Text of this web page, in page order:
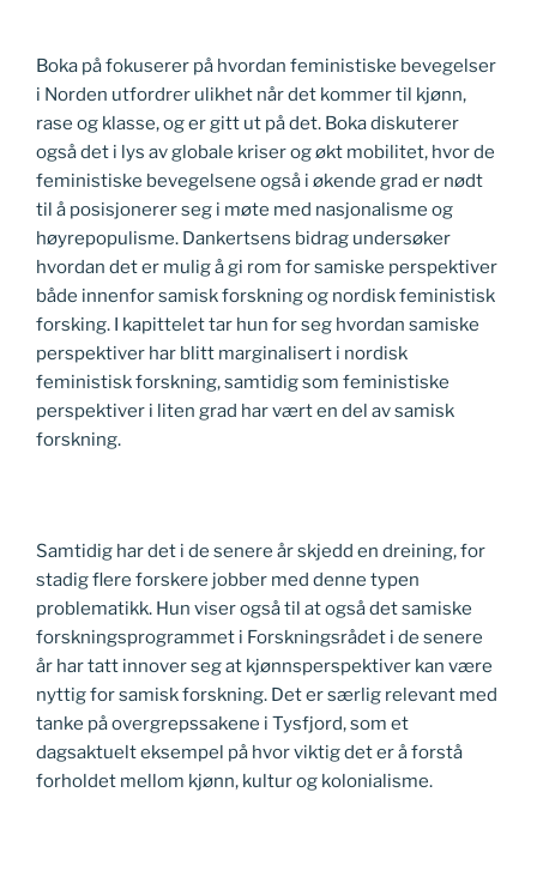
Boka på fokuserer på hvordan feministiske bevegelser
i Norden utfordrer ulikhet når det kommer til kjønn,
rase og klasse, og er gitt ut på det. Boka diskuterer
også det i lys av globale kriser og økt mobilitet, hvor de
feministiske bevegelsene også i økende grad er nødt
til å posisjonerer seg i møte med nasjonalisme og
høyrepopulisme. Dankertsens bidrag undersøker
hvordan det er mulig å gi rom for samiske perspektiver
både innenfor samisk forskning og nordisk feministisk
forsking. I kapittelet tar hun for seg hvordan samiske
perspektiver har blitt marginalisert i nordisk
feministisk forskning, samtidig som feministiske
perspektiver i liten grad har vært en del av samisk
forskning.
Samtidig har det i de senere år skjedd en dreining, for
stadig flere forskere jobber med denne typen
problematikk. Hun viser også til at også det samiske
forskningsprogrammet i Forskningsrådet i de senere
år har tatt innover seg at kjønnsperspektiver kan være
nyttig for samisk forskning. Det er særlig relevant med
tanke på overgrepssakene i Tysfjord, som et
dagsaktuelt eksempel på hvor viktig det er å forstå
forholdet mellom kjønn, kultur og kolonialisme.